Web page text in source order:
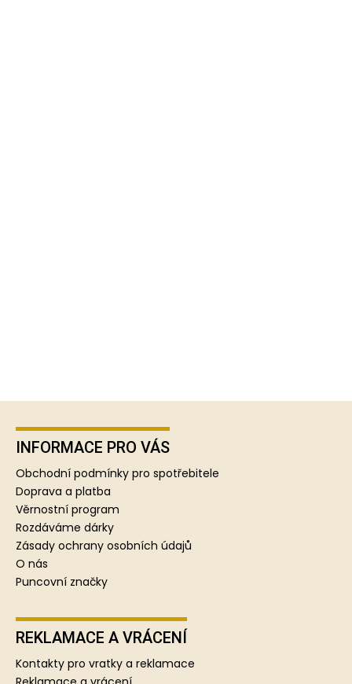
INFORMACE PRO VÁS
Obchodní podmínky pro spotřebitele
Doprava a platba
Věrnostní program
Rozdáváme dárky
Zásady ochrany osobních údajů
O nás
Puncovní značky
REKLAMACE A VRÁCENÍ
Kontakty pro vratky a reklamace